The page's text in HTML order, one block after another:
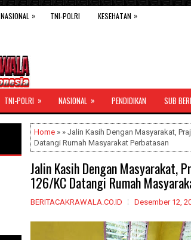
NASIONAL » TNI-POLRI KESEHATAN »
TNI-POLRI » NASIONAL » PENDIDIKAN SUB
Home » » Jalin Kasih Dengan Masyarakat,
Datangi Rumah Masyarakat Perbatasan
Jalin Kasih Dengan Masyarakat,
126/KC Datangi Rumah
BERITACAKRAWALA.CO.ID Desember 12,